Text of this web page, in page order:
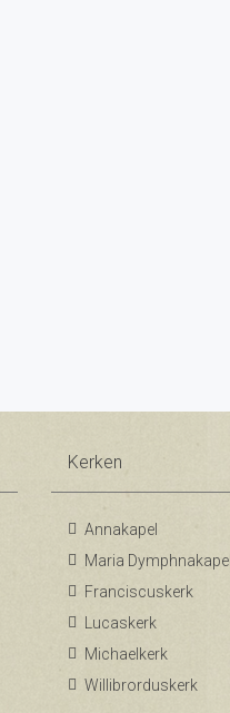
Kerken
Annakapel
Maria Dymphnakapel
Franciscuskerk
Lucaskerk
Michaelkerk
Willibrorduskerk